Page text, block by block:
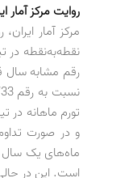
روایت مرکز آمار
مرکز آمار
و در صورت